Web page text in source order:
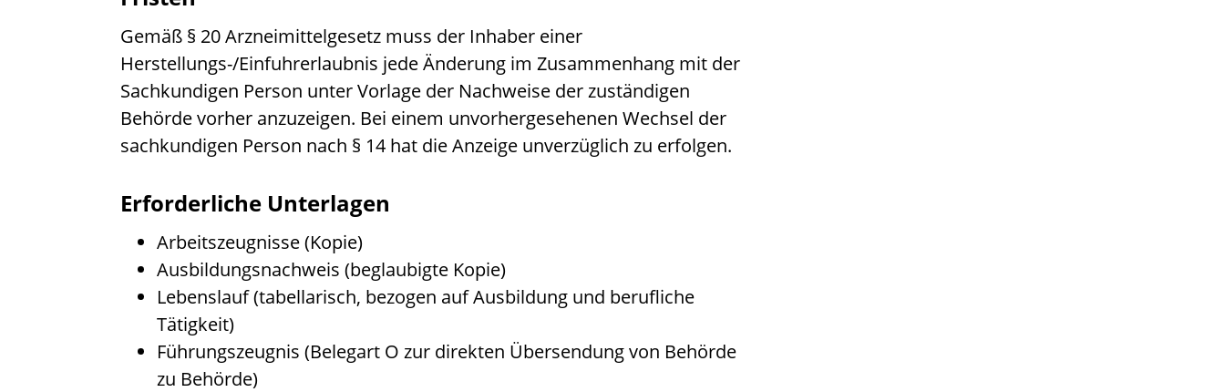
Gemäß § 20 Arzneimittelgesetz muss der Inhaber einer
Herstellungs-/Einfuhrerlaubnis jede Änderung im Zusammenhang mit der
Sachkundigen Person unter Vorlage der Nachweise der zuständigen
Behörde vorher anzuzeigen. Bei einem unvorhergesehenen Wechsel der
sachkundigen Person nach § 14 hat die Anzeige unverzüglich zu erfolgen.
Erforderliche Unterlagen
Arbeitszeugnisse (Kopie)
Ausbildungsnachweis (beglaubigte Kopie)
Lebenslauf (tabellarisch, bezogen auf Ausbildung und berufliche
Tätigkeit)
Führungszeugnis (Belegart O zur direkten Übersendung von Behörde
zu Behörde)